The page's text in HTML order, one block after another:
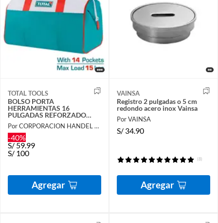
TOTAL TOOLS
BOLSO PORTA
HERRAMIENTAS 16
PULGADAS REFORZADO
INDUSTRIAL TOTAL-
THT261625
Por CORPORACION HANDEL SAC
-40%
S/59.99
S/ 100
Agregar
VAINSA
Registro 2 pulgadas o 5 cm
redondo acero inox Vainsa
Por VAINSA
S/ 34.90
(8)
Agregar